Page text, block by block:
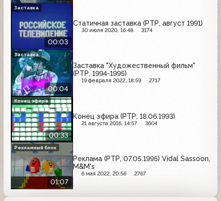
00:03
Статичная заставка (РТР, август 1991)
30 июля 2020, 16:48 3174
Заставка
00:04
Заставка "Художественный фильм"
(РТР, 1994-1995)
19 февраля 2022, 18:59 2717
Заставка
00:33
Конец эфира (РТР, 18.06.1993)
21 августа 2016, 14:57 3604
Конец эфира
01:07
Реклама (РТР, 07.05.1995) Vidal Sassoon,
M&M's
6 мая 2022, 20:56 2767
Рекламный блок